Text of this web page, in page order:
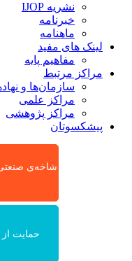
نشریه IJOP
خبرنامه
ماهنامه
لینک های مفید
مفاهیم پایه
مراکز مرتبط
سازمان‌ها و
مراکز علمی
مراکز پژوهشی
پیشکسوتان
شاخه‌ی صنعتی
حمایت از